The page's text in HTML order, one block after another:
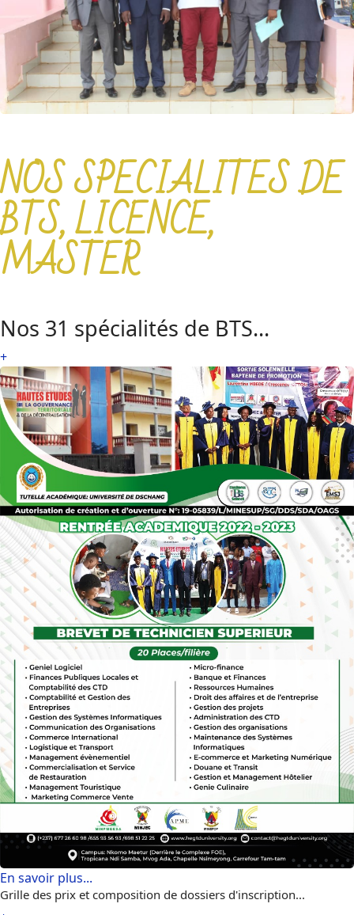
NOS SPECIALITES DE
BTS, LICENCE,
MASTER
Nos 31 spécialités de BTS...
+
En savoir plus...
Grille des prix et composition de dossiers d'inscription...